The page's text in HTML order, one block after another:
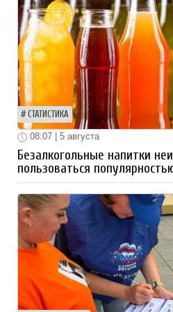
СТАТИСТИКА
08:07 | 5 августа
Безалкогольные напитки
пользоваться